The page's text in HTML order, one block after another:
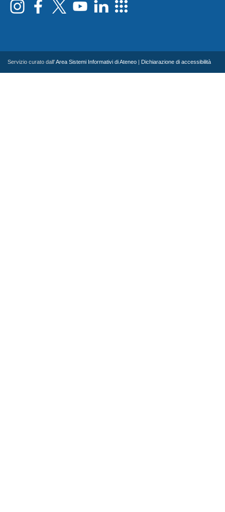
Servizio curato dall'Area Sistemi Informativi di Ateneo Dichiarazione di accessibilità